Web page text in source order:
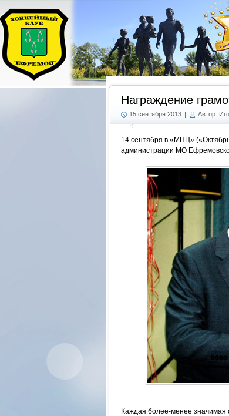
Награждение
15 сентября 2013 | Автор:
14 сентября в «МПЦ»
администрации МО
Каждая более-менее значимая